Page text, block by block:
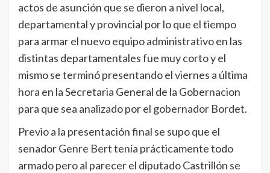
actos de asunción que se dieron a nivel local,
departamental y provincial por lo que el tiempo
para armar el nuevo equipo administrativo en las
distintas departamentales fue muy corto y el
mismo se terminó presentando el viernes a última
hora en la Secretaria General de la Gobernacion
para que sea analizado por el gobernador Bordet.
Previo a la presentación final se supo que el
senador Genre Bert tenía prácticamente todo
armado pero al parecer el diputado Castrillón se